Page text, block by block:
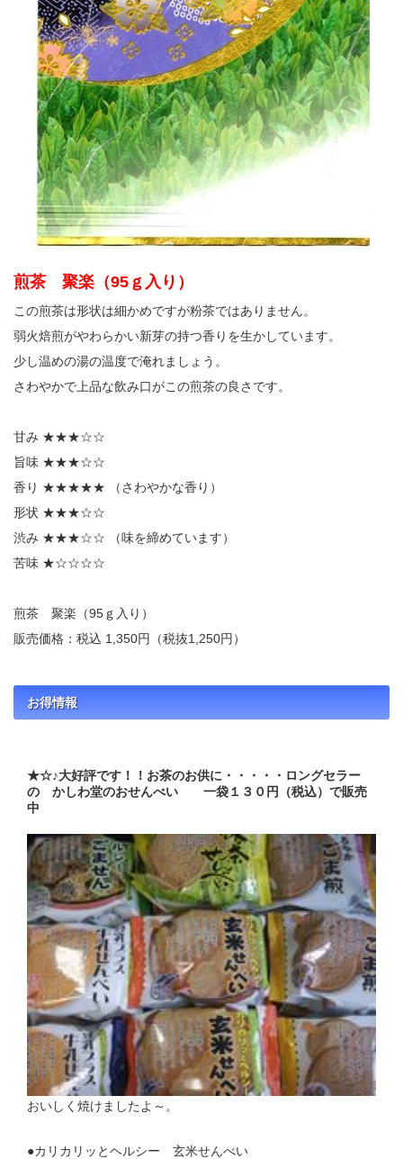
煎茶 聚楽（95ｇ入り）
この煎茶は形状は細かめですが粉茶ではありません。
弱火焙煎がやわらかい新芽の持つ香りを生かしています。
少し温めの湯の温度で淹れましょう。
さわやかで上品な飲み口がこの煎茶の良さです。
甘み ★★★☆☆
旨味 ★★★☆☆
香り ★★★★★ （さわやかな香り）
形状 ★★★☆☆
渋み ★★★☆☆ （味を締めています）
苦味 ★☆☆☆☆
煎茶 聚楽（95ｇ入り）
販売価格：税込 1,350円（税抜1,250円）
お得情報
★☆♪大好評です！！お茶のお供に・・・・・ロングセラー
の かしわ堂のおせんべい 一袋１３０円（税込）で販売
中
おいしく焼けましたよ～。
●カリカリッとヘルシー 玄米せんべい